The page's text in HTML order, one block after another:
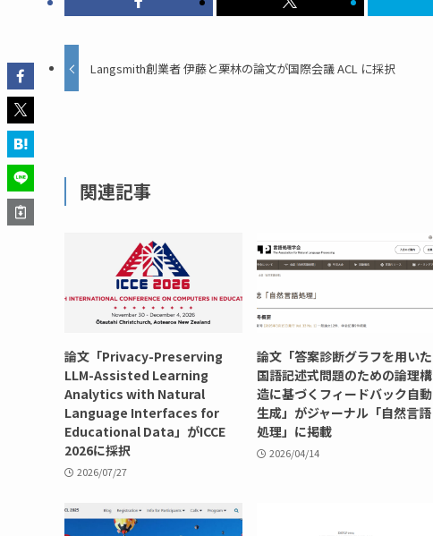
Langsmith創業者 伊藤と栗林の論文が国際会議 ACL に採択
関連記事
論文「Privacy-Preserving
LLM-Assisted Learning
Analytics with Natural
Language Interfaces for
Educational Data」がICCE
2026に採択
2026/07/27
論文「答案診断グラフを用いた
国語記述式問題のための論理構
造に基づくフィードバック自動
生成」がジャーナル「自然言語
処理」に掲載
2026/04/14